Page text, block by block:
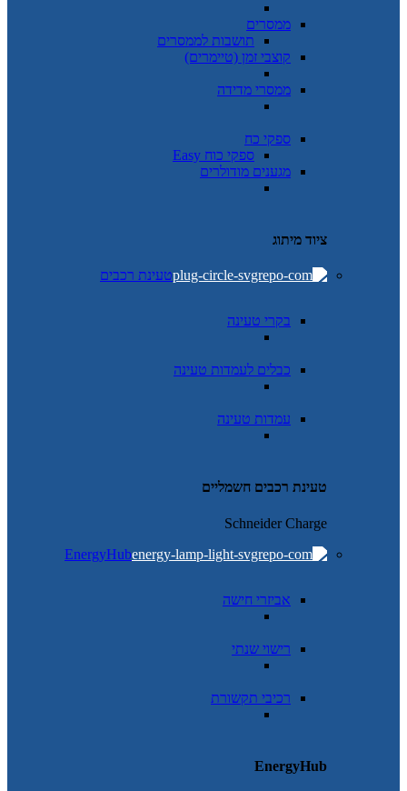
ממסרים
תושבות לממסרים
קוצבי זמן (טיימרים)
ממסרי מדידה
ספקי כח
ספקי כוח Easy
מגענים מודולרים
ציוד מיתוג
טעינת רכבים
בקרי טעינה
כבלים לעמדות טעינה
עמדות טעינה
טעינת רכבים חשמליים
Schneider Charge
EnergyHub
אביזרי חישה
רישוי שנתי
רכיבי תקשורת
EnergyHub